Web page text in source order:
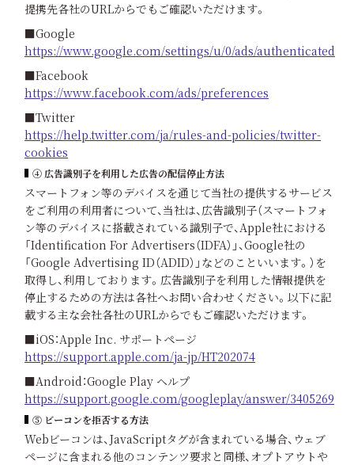
提携先各社のURLからでもご確認いただけます。
■Google
https://www.google.com/settings/u/0/ads/authenticated
■Facebook
https://www.facebook.com/ads/preferences
■Twitter
https://help.twitter.com/ja/rules-and-policies/twitter-
cookies
④ 広告識別子を利用した広告の配信停止方法
スマートフォン等のデバイスを通じて当社の提供するサービス
をご利用の利用者について、当社は、広告識別子（スマートフォ
ン等のデバイスに搭載されている識別子で、Apple社における
「Identification For Advertisers（IDFA）」、Google社の
「Google Advertising ID（ADID）」などのこといいます。）を
取得し、利用しております。広告識別子を利用した情報提供を
停止するための方法は各社へお問い合わせください。以下に記
載する主な会社各社のURLからでもご確認いただけます。
■iOS：Apple Inc. サポートページ
https://support.apple.com/ja-jp/HT202074
■Android：Google Play ヘルプ
https://support.google.com/googleplay/answer/3405269
⑤ ビーコンを拒否する方法
Webビーコンは、JavaScriptタグが含まれている場合、ウェブ
ページに含まれる他のコンテンツ要求と同様、オプトアウトや